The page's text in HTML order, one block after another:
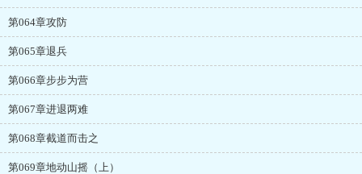
第064章攻防
第065章退兵
第066章步步为营
第067章进退两难
第068章截道而击之
第069章地动山摇（上）